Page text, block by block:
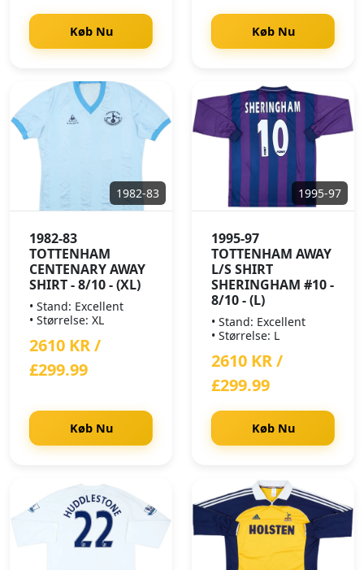
Køb Nu Køb Nu
1982-83
1982-83
TOTTENHAM
CENTENARY AWAY
SHIRT - 8/10 - (XL)
• Stand: Excellent
• Størrelse: XL
2610 KR /
£299.99
Køb Nu
1995-97
1995-97
TOTTENHAM AWAY
L/S SHIRT
SHERINGHAM #10 -
8/10 - (L)
• Stand: Excellent
• Størrelse: L
2610 KR /
£299.99
Køb Nu